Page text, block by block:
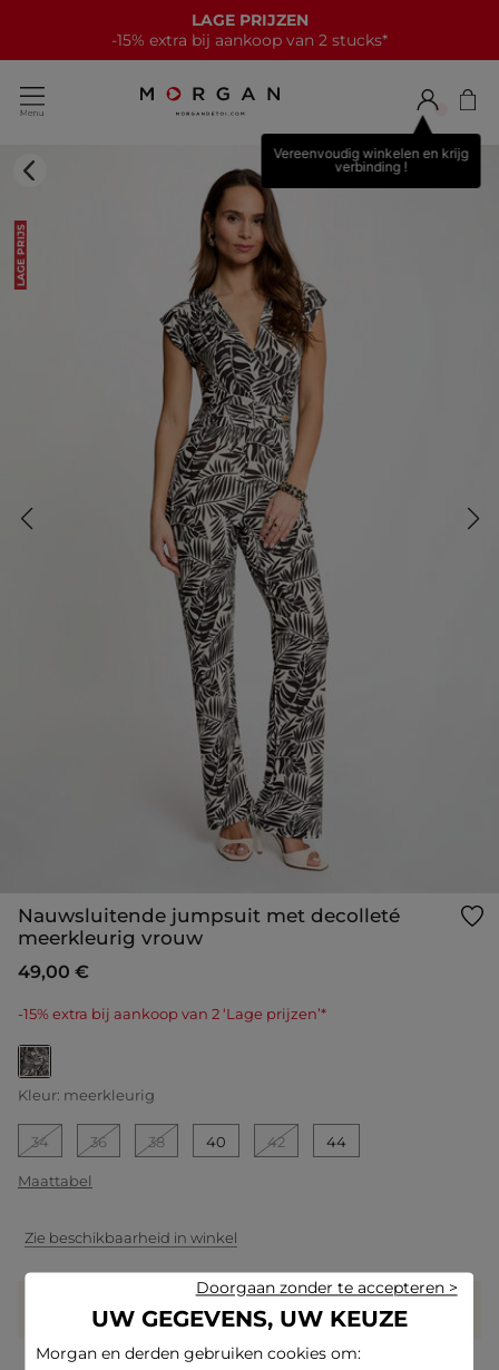
LAGE PRIJZEN
-15% extra bij aankoop van 2 stucks*
Vereenvoudig winkelen en krijg
verbinding !
LAGE PRIJS
Nauwsluitende jumpsuit met decolleté
meerkleurig vrouw
49,00 €
-15% extra bij aankoop van 2 ‘Lage prijzen’*
geselecteerd
Kleur: meerkleurig
34 36 38 40 42 44
Maattabel
Zie beschikbaarheid in winkel
49 hartjes met dit product
Log in of registreer
UW GEGEVENS, UW KEUZE
Morgan en derden gebruiken cookies om:
Doorgaan zonder te accepteren >